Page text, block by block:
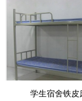
学生宿舍铁皮